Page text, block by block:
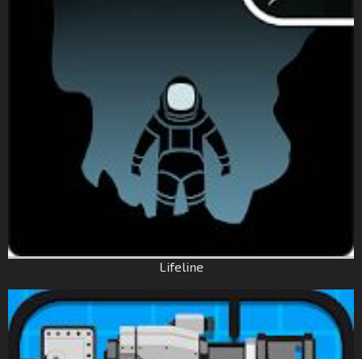
Lifeline